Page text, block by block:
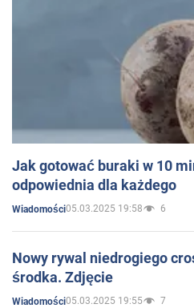
Jak gotować buraki w 10
odpowiednia dla każdego
Wiadomości05.03.2025 19:58 6
Nowy rywal niedrogiego
środka. Zdjęcie
Wiadomości05.03.2025 19:55 7